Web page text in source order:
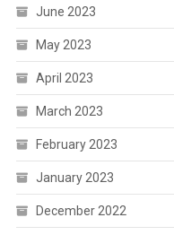
June 2023
May 2023
April 2023
March 2023
February 2023
January 2023
December 2022